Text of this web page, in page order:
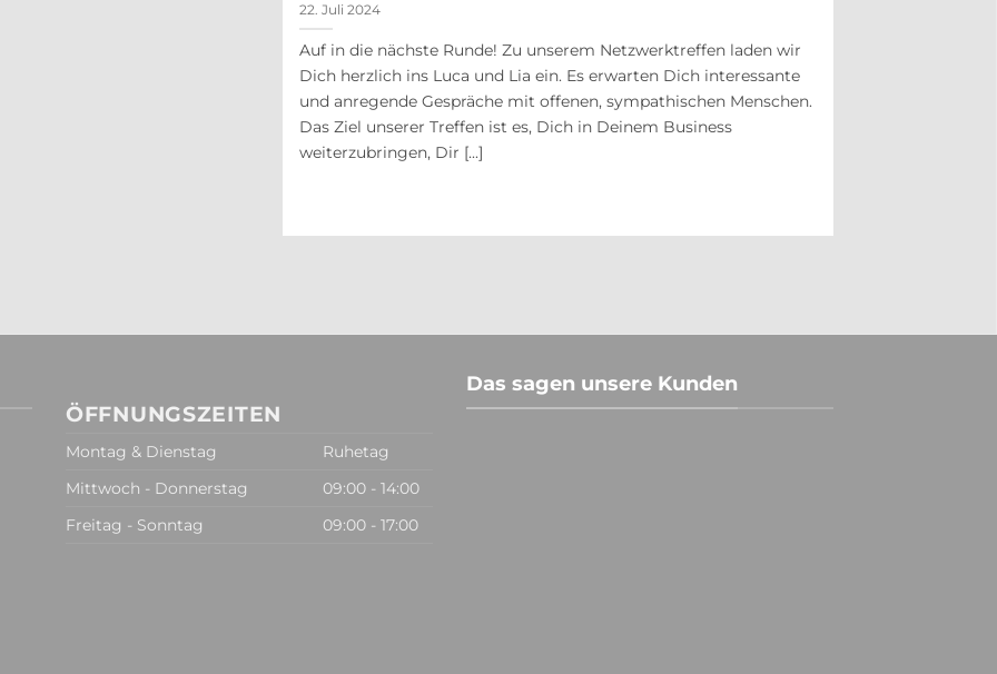
22. Juli 2024
Auf in die nächste Runde! Zu unserem Netzwerktreffen laden wir
Dich herzlich ins Luca und Lia ein. Es erwarten Dich interessante
und anregende Gespräche mit offenen, sympathischen Menschen.
Das Ziel unserer Treffen ist es, Dich in Deinem Business
weiterzubringen, Dir [...]
ÖFFNUNGSZEITEN
Montag & Dienstag
Ruhetag
Mittwoch - Donnerstag
09:00 - 14:00
Freitag - Sonntag
09:00 - 17:00
Das sagen unsere Kunden